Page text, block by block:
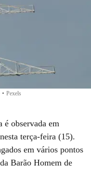
• Pexels
é observada em
terça-feira (15).
em vários pontos
Barão Homem de